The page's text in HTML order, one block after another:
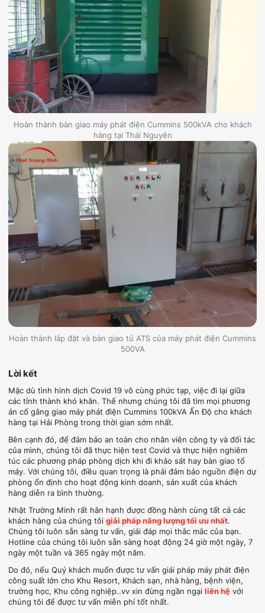
Hoàn thành bàn giao máy phát điện Cummins 500kVA cho khách
hàng tại Thái Nguyên
Hoàn thành lắp đặt và bàn giao tủ ATS của máy phát điện Cummins
500VA
Lời kết
Mặc dù tình hình dịch Covid 19 vô cùng phức tạp, việc đi lại giữa
các tỉnh thành khó khăn. Thế nhưng chúng tôi đã tìm mọi phương
án cố gắng giao máy phát điện Cummins 100kVA Ấn Độ cho khách
hàng tại Hải Phòng trong thời gian sớm nhất.
Bên cạnh đó, để đảm bảo an toàn cho nhân viên công ty và đối tác
của mình, chúng tôi đã thực hiện test Covid và thực hiện nghiêm
túc các phương pháp phòng dịch khi đi khảo sát hay bàn giao tổ
máy. Với chúng tôi, điều quan trọng là phải đảm bảo nguồn điện dự
phòng ổn định cho hoạt động kinh doanh, sản xuất của khách
hàng diễn ra bình thường.
Nhật Trường Minh rất hân hạnh được đồng hành cùng tất cả các
khách hàng của chúng tôigiải pháp năng lượng tối ưu nhất.
Chúng tôi luôn sẵn sàng tư vấn, giải đáp mọi thắc mắc của bạn.
Hotline của chúng tôi luôn sẵn sàng hoạt động 24 giờ một ngày, 7
ngày một tuần và 365 ngày một năm.
Do đó, nếu Quý khách muốn được tư vấn giải pháp máy phát điện
công suất lớn cho Khu Resort, Khách sạn, nhà hàng, bệnh viện,
trường học, Khu công nghiệp..vv xin đừng ngần ngạiliên hệ với
chúng tôi để được tư vấn miễn phí tốt nhất.